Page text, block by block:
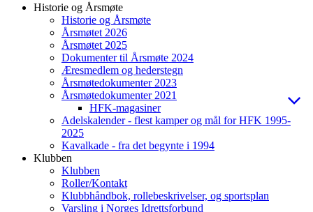
Historie og Årsmøte
Historie og Årsmøte
Årsmøtet 2026
Årsmøtet 2025
Dokumenter til Årsmøte 2024
Æresmedlem og hederstegn
Årsmøtedokumenter 2023
Årsmøtedokumenter 2021
HFK-magasiner
Adelskalender - flest kamper og mål for HFK 1995-
2025
Kavalkade - fra det begynte i 1994
Klubben
Klubben
Roller/Kontakt
Klubbhåndbok, rollebeskrivelser, og sportsplan
Varsling i Norges Idrettsforbund